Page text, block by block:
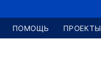
ПОМОЩЬ ПРОЕКТЫ